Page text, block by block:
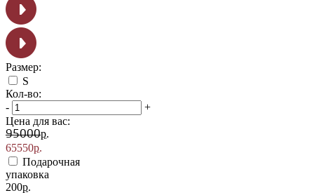
Размер:
S
Кол-во:
-
+
Цена для вас:
95000р.
65550р.
Подарочная
упаковка
200р.